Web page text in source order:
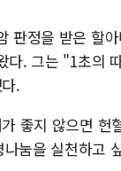
판정을 받은 할
다. 그는 "1초의
.
좋지 않으면 헌
나눔을 실천하고